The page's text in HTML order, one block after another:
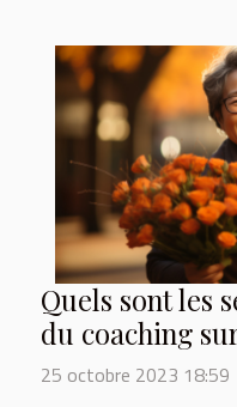
Quels sont les
du coaching
25 octobre 2023 18:59